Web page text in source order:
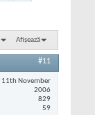
Afișează
#11
11th November
2006
829
59